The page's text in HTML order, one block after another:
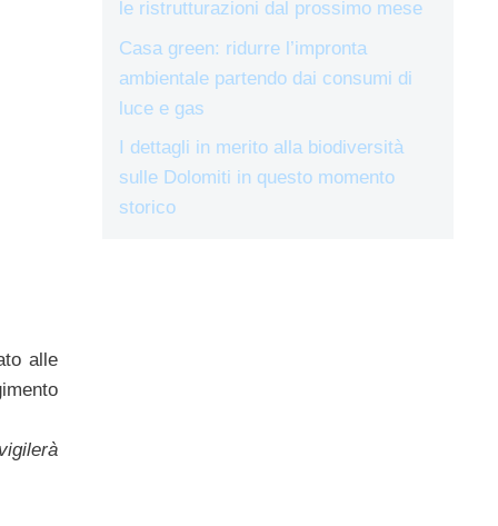
alle
le ristrutturazioni dal prossimo mese
Casa green: ridurre l’impronta
ambientale partendo dai consumi di
luce e gas
I dettagli in merito alla biodiversità
sulle Dolomiti in questo momento
storico